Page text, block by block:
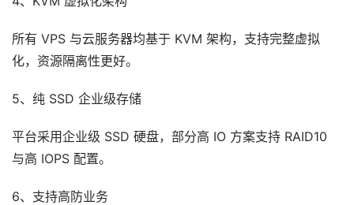
所有 VPS 与云服务器均基于 KVM 架构，支持完整虚拟
化，资源隔离性更好。
5、纯 SSD 企业级存储
平台采用企业级 SSD 硬盘，部分高 IO 方案支持 RAID10
与高 IOPS 配置。
6、支持高防业务